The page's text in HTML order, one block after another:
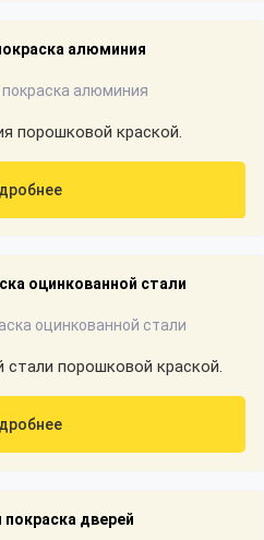
алюминия
порошковой краской.
оцинкованной стали
стали порошковой краской.
дверей